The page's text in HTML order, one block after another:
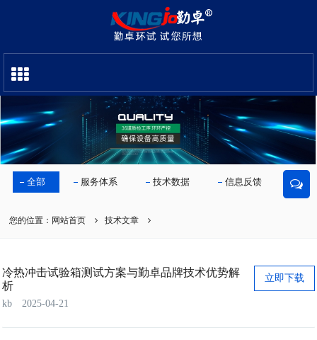
全部 服务体系 技术数据 信息反馈
您的位置： 网站首页 技术文章
立即下载
冷热冲击试验箱测试方案与勤卓品牌技术优势解
析
kb 2025-04-21